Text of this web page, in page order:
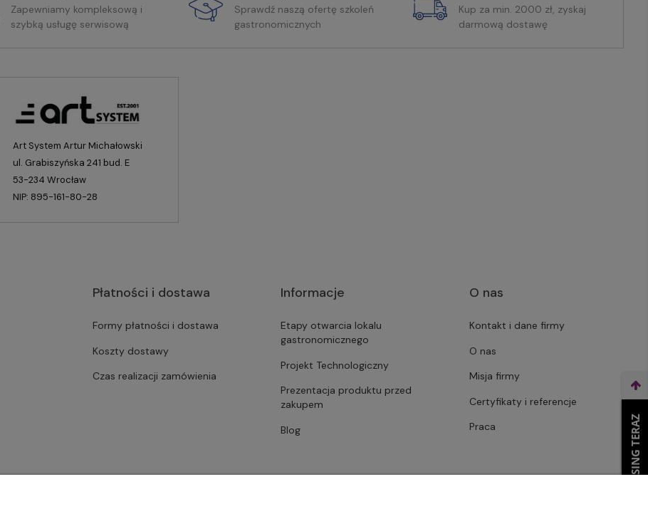
Zapewniamy kompleksową i
szybką usługę serwisową
Sprawdź naszą ofertę szkoleń
gastronomicznych
Kup za min. 2000 zł, zyskaj
darmową dostawę
Art System Artur Michałowski
ul. Grabiszyńska 241 bud. E
53-234 Wrocław
NIP: 895-161-80-28
Płatności i dostawa
Formy płatności i dostawa
Koszty dostawy
Czas realizacji zamówienia
Informacje
Etapy otwarcia lokalu
gastronomicznego
Projekt Technologiczny
Prezentacja produktu przed
zakupem
Blog
O nas
Kontakt i dane firmy
O nas
Misja firmy
Certyfikaty i referencje
Praca
WEŹ LEASING TERAZ